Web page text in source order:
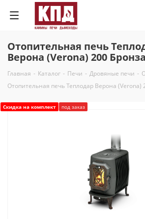
Отопительная печь
Верона (Verona) 200 Бронза
Главная - Каталог - Печи - Дровяные печи -
Отопительная печь Теплодар Верона (Verona)
Скидка на комплект под заказ